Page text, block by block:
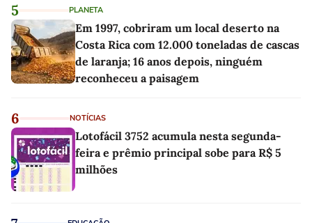
5 PLANETA
Em 1997, cobriram um local deserto na
Costa Rica com 12.000 toneladas de cascas
de laranja; 16 anos depois, ninguém
reconheceu a paisagem
6 NOTÍCIAS
Lotofácil 3752 acumula nesta segunda-
feira e prêmio principal sobe para R$ 5
milhões